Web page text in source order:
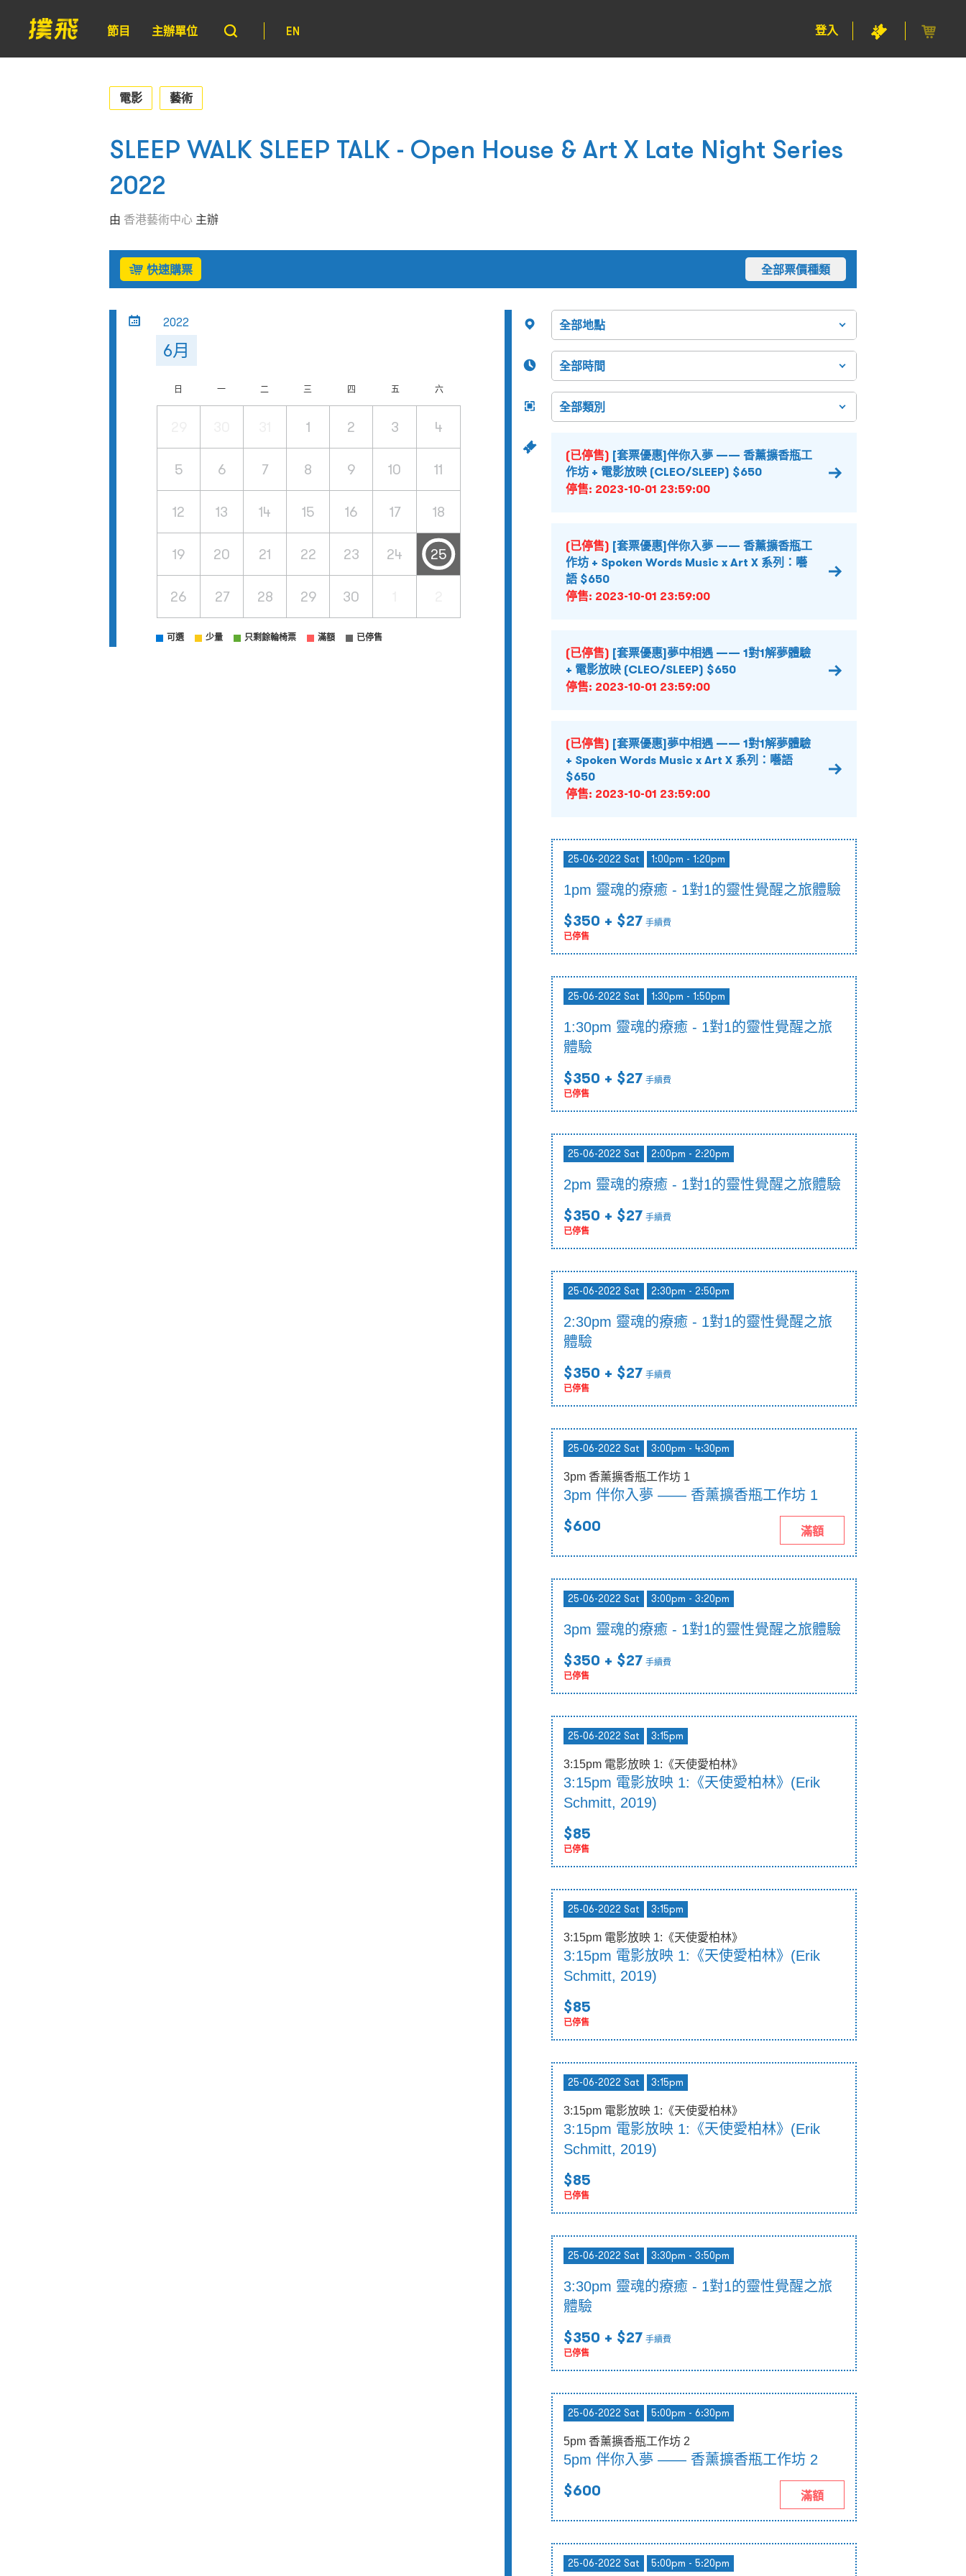
節目 主辦單位 EN 登入
電影 藝術
SLEEP WALK SLEEP TALK - Open House & Art X Late Night Series
2022
由 香港藝術中心 主辦
快速購票 全部票價種類
2022
6月
日 一 二 三 四 五 六
1 2 3 4
5 6 7 8 9 10 11
12 13 14 15 16 17 18
19 20 21 22 23 24 25
26 27 28 29 30
可選 少量 只剩餘輪椅票 滿額 已停售
(已停售) [套票優惠]伴你入夢 —— 香薰擴香瓶工
作坊 + 電影放映 (CLEO/SLEEP) $650
停售: 2023-10-01 23:59:00
(已停售) [套票優惠]伴你入夢 —— 香薰擴香瓶工
作坊 + Spoken Words Music x Art X 系列：囈
語 $650
停售: 2023-10-01 23:59:00
(已停售) [套票優惠]夢中相遇 —— 1對1解夢體驗
+ 電影放映 (CLEO/SLEEP) $650
停售: 2023-10-01 23:59:00
(已停售) [套票優惠]夢中相遇 —— 1對1解夢體驗
+ Spoken Words Music x Art X 系列：囈語
$650
停售: 2023-10-01 23:59:00
25-06-2022 Sat 1:00pm - 1:20pm
1pm 靈魂的療癒 - 1對1的靈性覺醒之旅體驗
$350 + $27 手續費
已停售
25-06-2022 Sat 1:30pm - 1:50pm
1:30pm 靈魂的療癒 - 1對1的靈性覺醒之旅
體驗
$350 + $27 手續費
已停售
25-06-2022 Sat 2:00pm - 2:20pm
2pm 靈魂的療癒 - 1對1的靈性覺醒之旅體驗
$350 + $27 手續費
已停售
25-06-2022 Sat 2:30pm - 2:50pm
2:30pm 靈魂的療癒 - 1對1的靈性覺醒之旅
體驗
$350 + $27 手續費
已停售
25-06-2022 Sat 3:00pm - 4:30pm
3pm 香薰擴香瓶工作坊 1
3pm 伴你入夢 —— 香薰擴香瓶工作坊 1
$600 滿額
25-06-2022 Sat 3:00pm - 3:20pm
3pm 靈魂的療癒 - 1對1的靈性覺醒之旅體驗
$350 + $27 手續費
已停售
25-06-2022 Sat 3:15pm
3:15pm 電影放映 1:《天使愛柏林》
3:15pm 電影放映 1:《天使愛柏林》(Erik
Schmitt, 2019)
$85
已停售
25-06-2022 Sat 3:15pm
3:15pm 電影放映 1:《天使愛柏林》
3:15pm 電影放映 1:《天使愛柏林》(Erik
Schmitt, 2019)
$85
已停售
25-06-2022 Sat 3:15pm
3:15pm 電影放映 1:《天使愛柏林》
3:15pm 電影放映 1:《天使愛柏林》(Erik
Schmitt, 2019)
$85
已停售
25-06-2022 Sat 3:30pm - 3:50pm
3:30pm 靈魂的療癒 - 1對1的靈性覺醒之旅
體驗
$350 + $27 手續費
已停售
25-06-2022 Sat 5:00pm - 6:30pm
5pm 香薰擴香瓶工作坊 2
5pm 伴你入夢 —— 香薰擴香瓶工作坊 2
$600 滿額
25-06-2022 Sat 5:00pm - 5:20pm